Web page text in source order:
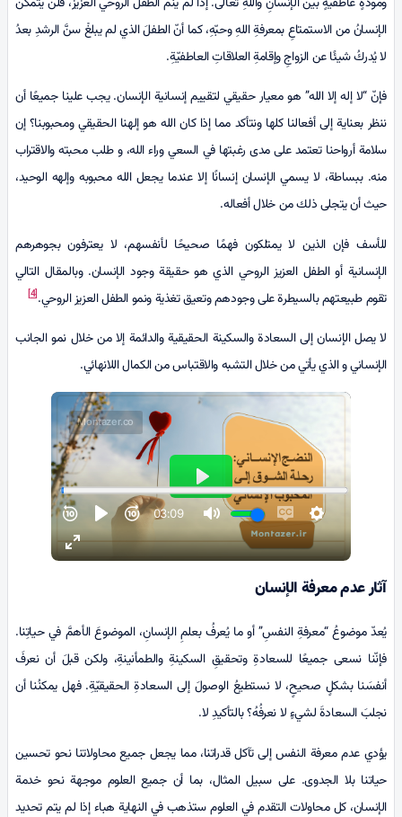
الإنسانُ من الاستمتاعِ بمعرفةِ اللهِ وحبّهِ، كما أنّ الطفلَ الذي لم يبلغْ سنَّ الرشدِ بعدُ
لا يُدركُ شيئًا عن الزواجِ وإقامةِ العلاقاتِ العاطفيّةِ.
فإنّ “لا إله إلا الله” هو معيار حقيقي لتقييم إنسانية الإنسان. يجب علينا جميعًا أن
ننظر بعناية إلى أفعالنا كلها ونتأكد مما إذا كان الله هو إلهنا الحقيقي ومحبوبنا؟ إن
سلامة أرواحنا تعتمد على مدى رغبتها في السعي وراء الله، و طلب محبته والاقتراب
منه. ببساطة، لا يسمي الإنسان إنسانًا إلا عندما يجعل الله محبوبه وإلهه الوحيد،
حيث أن يتجلى ذلك من خلال أفعاله.
للأسف فإن الذين لا يمتلكون فهمًا صحيحًا لأنفسهم، لا يعترفون بجوهرهم
الإنسانية أو الطفل العزيز الروحي الذي هو حقيقة وجود الإنسان. وبالمقال التالي
تقوم طبيعتهم بالسيطرة على وجودهم وتعيق تغذية ونمو الطفل العزيز الروحي.[4]
لا يصل الإنسان إلى السعادة والسكينة الحقيقية والدائمة إلا من خلال نمو الجانب
الإنساني و الذي يأتي من خلال التشبه والاقتباس من الكمال اللانهائي.
آثار عدم معرفة الإنسان
يُعدّ موضوعُ “معرفةِ النفسِ” أو ما يُعرفُ بعلمِ الإنسانِ، الموضوعَ الأهمَّ في حياتِنا.
فإنّنا نسعى جميعًا للسعادةِ وتحقيقِ السكينةِ والطمأنينةِ، ولكن قبلَ أن نعرفَ
أنفسَنا بشكلٍ صحيحٍ، لا نستطيعُ الوصولَ إلى السعادةِ الحقيقيّةِ. فهل يمكنُنا أن
نجلبَ السعادةَ لشيءٍ لا نعرفُهُ؟ بالتأكيدِ لا.
يؤدي عدم معرفة النفس إلى تآكل قدراتنا، مما يجعل جميع محاولاتنا نحو تحسين
حياتنا بلا الجدوى. على سبيل المثال، بما أن جميع العلوم موجهة نحو خدمة
الإنسان، كل محاولات التقدم في العلوم ستذهب في النهاية هباء إذا لم یتم تحديد